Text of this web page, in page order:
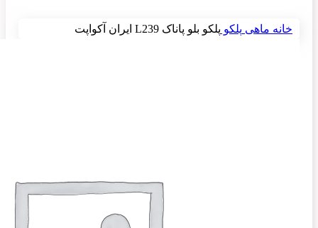
خانه ماهی پلکو پلکو بلو پاناک L239 ایران آکواپت